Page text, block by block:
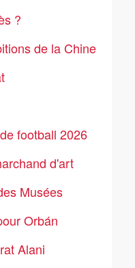
?
de la Chine
football 2026
d'art
Musées
Orbán
Alani